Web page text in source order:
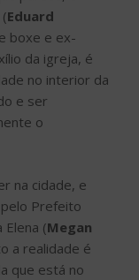
Eduard
boxe e ex-
da igreja, é
no interior da
e ser
o
na cidade, e
Prefeito
Elena (Megan
a realidade é
que está no